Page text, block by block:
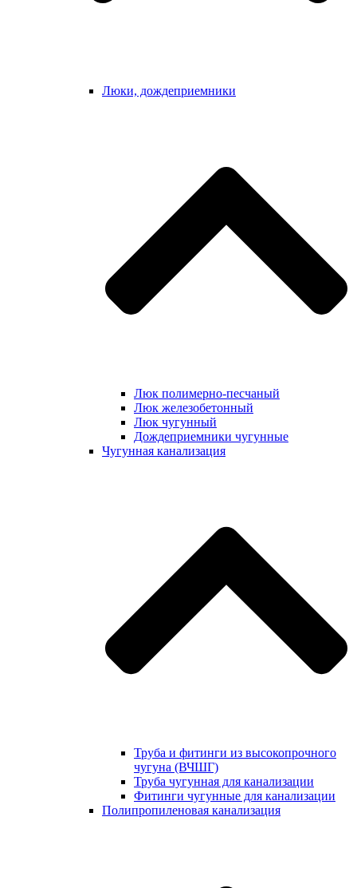
Люки, дождеприемники
Люк полимерно-песчаный
Люк железобетонный
Люк чугунный
Дождеприемники чугунные
Чугунная канализация
Труба и фитинги из высокопрочного
чугуна (ВЧШГ)
Труба чугунная для канализации
Фитинги чугунные для канализации
Полипропиленовая канализация